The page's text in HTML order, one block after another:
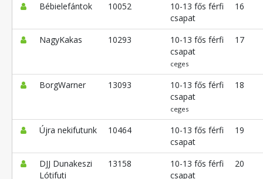
Bébielefántok 10052
10-13 fős férfi
csapat
16
NagyKakas 10293
10-13 fős férfi
csapat
ceges
17
BorgWarner 13093
10-13 fős férfi
csapat
ceges
18
Újra nekifutunk 10464
10-13 fős férfi
csapat
19
DJJ Dunakeszi
Lótifuti
13158
10-13 fős férfi
csapat
20